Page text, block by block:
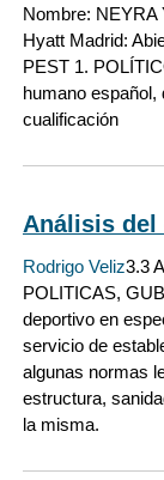
Nombre: NEYRA
Hyatt Madrid:
PEST 1.
humano
cualificación
Análisis del
Rodrigo Veliz3.3
POLITICAS,
deportivo en
servicio de
algunas normas
estructura,
la misma.